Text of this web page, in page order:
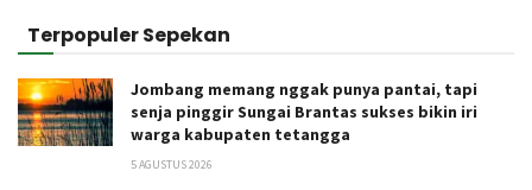
Terpopuler Sepekan
Jombang memang nggak punya pantai, tapi
senja pinggir Sungai Brantas sukses bikin iri
warga kabupaten tetangga
5 AGUSTUS 2026